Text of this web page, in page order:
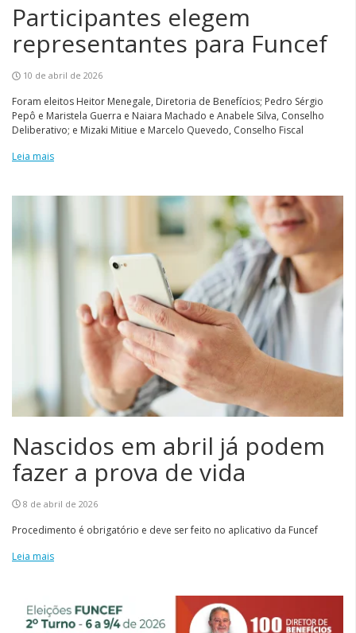
Participantes elegem
representantes para Funcef
10 de abril de 2026
Foram eleitos Heitor Menegale, Diretoria de Benefícios; Pedro Sérgio
Pepô e Maristela Guerra e Naiara Machado e Anabele Silva, Conselho
Deliberativo; e Mizaki Mitiue e Marcelo Quevedo, Conselho Fiscal
Leia mais
Nascidos em abril já podem
fazer a prova de vida
8 de abril de 2026
Procedimento é obrigatório e deve ser feito no aplicativo da Funcef
Leia mais